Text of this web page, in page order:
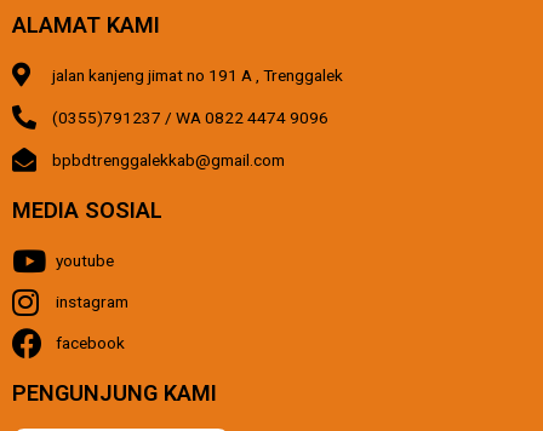
ALAMAT KAMI
jalan kanjeng jimat no 191 A , Trenggalek
(0355)791237 / WA 0822 4474 9096
bpbdtrenggalekkab@gmail.com
MEDIA SOSIAL
youtube
instagram
facebook
PENGUNJUNG KAMI